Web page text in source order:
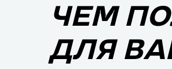
ЧЕМ
ДЛЯ